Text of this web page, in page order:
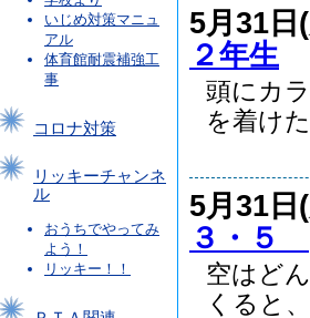
いじめ対策マニュ
アル
体育館耐震補強工
事
コロナ対策
リッキーチャンネ
ル
おうちでやってみ
よう！
リッキー！！
5月31日
２年生
頭にカ
を着け
5月31日
３・５
空はど
くると